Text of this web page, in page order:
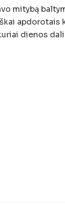
mitybą
dienos